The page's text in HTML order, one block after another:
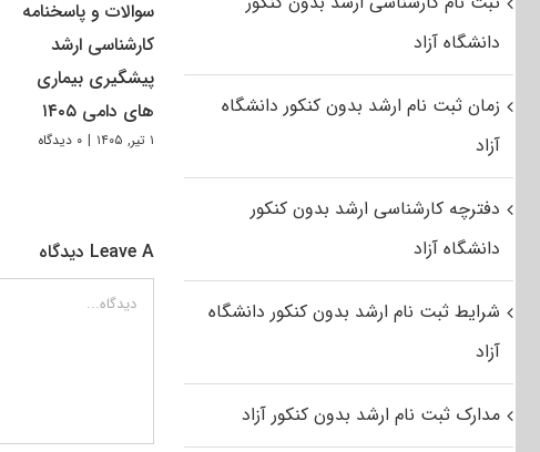
سوالات و پاسخنامه
کارشناسی ارشد
پیشگیری بیماری
های دامی ۱۴۰۵
۱ تیر, ۱۴۰۵ | ۰ دیدگاه
Leave A دیدگاه
دیدگاه
دانشگاه آزاد
زمان ثبت نام ارشد بدون کنکور دانشگاه
آزاد
دفترچه کارشناسی ارشد بدون کنکور
دانشگاه آزاد
شرایط ثبت نام ارشد بدون کنکور دانشگاه
آزاد
مدارک ثبت نام ارشد بدون کنکور آزاد